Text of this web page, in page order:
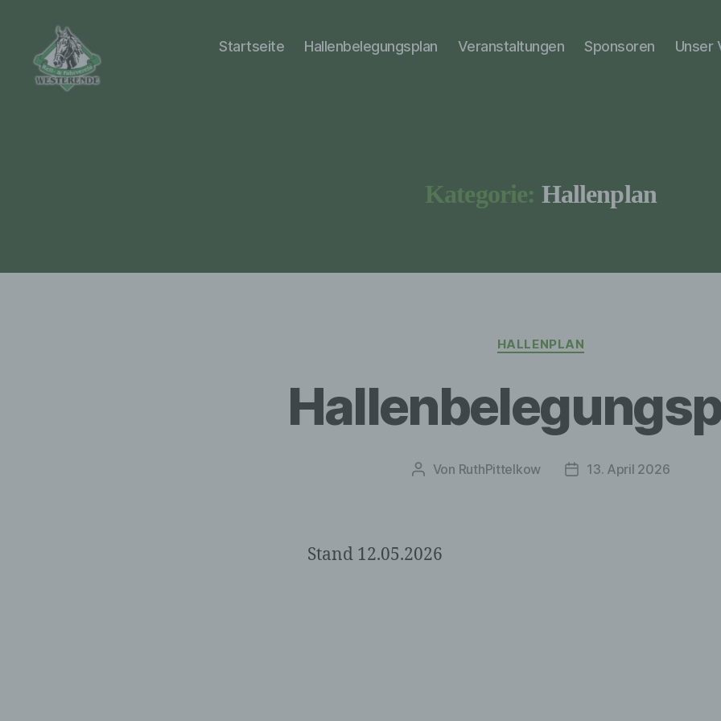
Startseite Hallenbelegungsplan Veranstaltungen Sponsoren Unser
Kategorie: Hallenplan
Kategorien
HALLENPLAN
Beitragsautor
Von RuthPittelkow Veröffentlichungsdatum
13. April 2026
Stand 12.05.2026